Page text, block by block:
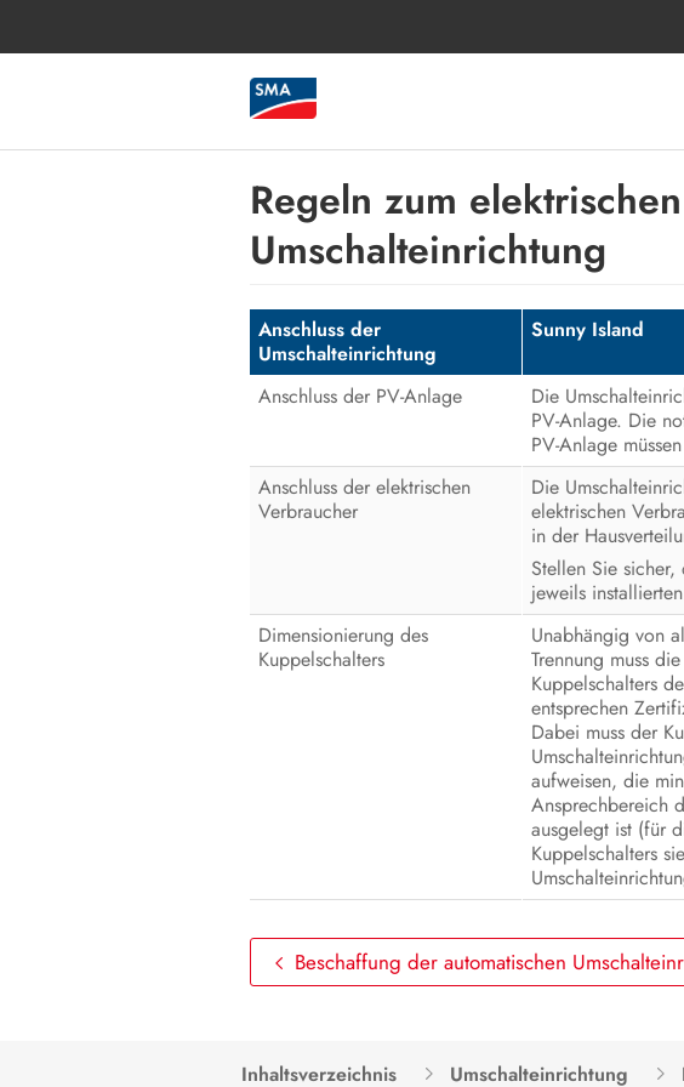
Regeln zum
Umschalteinrichtung
Anschluss der
Umschalteinrichtung
Sunny Island
Anschluss der PV-Anlage
Die
PV-Anlage. Die
PV-Anlage
Anschluss der elektrischen
Verbraucher
Die
elektrischen
in der
Stellen Sie sicher,
jeweils
Dimensionierung des
Kuppelschalters
Unabhängig von
Trennung muss
Kuppelschalters
entsprechen
Dabei muss der
aufweisen, die
Ansprechbereich
ausgelegt ist (für
Kuppelschalters
Beschaffung der automatischen
Inhaltsverzeichnis Umschalteinrichtung